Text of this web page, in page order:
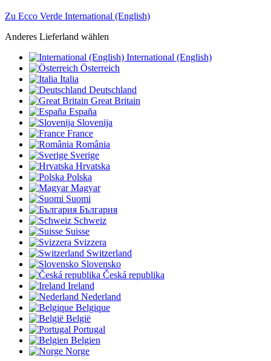
Zu Ecco Verde International (English)
Anderes Lieferland wählen
International (English)
Österreich
Italia
Deutschland
Great Britain
España
Slovenija
France
România
Sverige
Hrvatska
Polska
Magyar
Suomi
България
Schweiz
Suisse
Svizzera
Switzerland
Slovensko
Česká republika
Ireland
Nederland
Belgique
België
Portugal
Belgien
Norge